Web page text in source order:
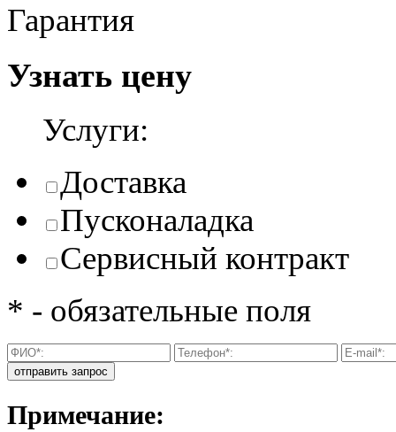
Гарантия
Узнать цену
Услуги:
Доставка
Пусконаладка
Сервисный контракт
* - обязательные поля
Примечание: